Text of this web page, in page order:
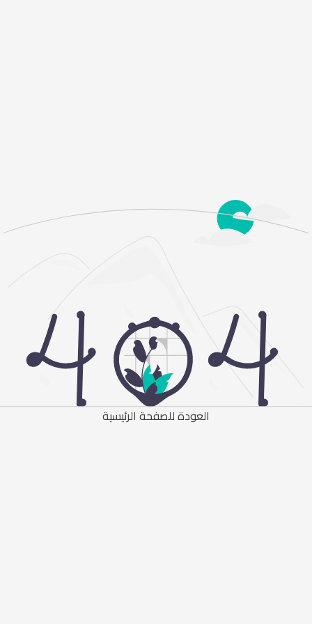
العودة للصفحة الرئيسية